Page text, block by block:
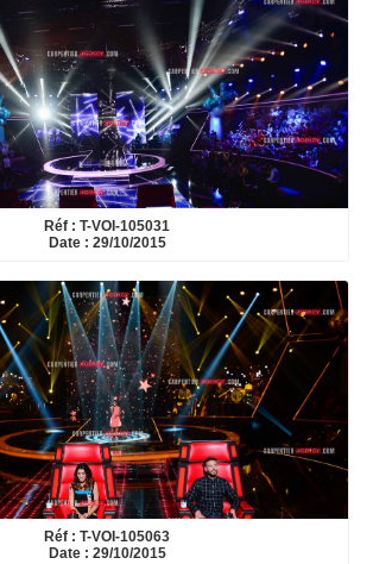
Réf : T-VOI-105031
Date : 29/10/2015
Réf : T-VOI-105063
Date : 29/10/2015